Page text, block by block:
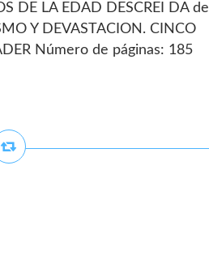
DE LA EDAD DESCREI DA de
Y DEVASTACION. CINCO
Número de páginas: 185